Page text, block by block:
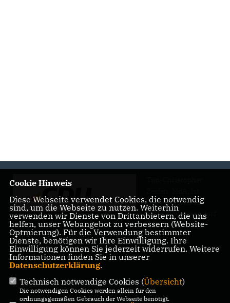
Abgeordneter für
Berlin-Reinickendorf
und vertritt in der
Politik für die CDU deine und Ihre Interessen
IMPRESSUM DATENSCHUTZ KONTAKT
Cookie Hinweis
Diese Webseite verwendet Cookies, die notwendig
sind, um die Webseite zu nutzen. Weiterhin
verwenden wir Dienste von Drittanbietern, die uns
helfen, unser Webangebot zu verbessern (Website-
Optmierung). Für die Verwendung bestimmter
Dienste, benötigen wir Ihre Einwilligung. Ihre
Einwilligung können Sie jederzeit widerrufen. Weitere
Informationen finden Sie in unserer
Datenschutzerklärung.
Technisch notwendige Cookies (Übersicht)
Die notwendigen Cookies werden allein für den
ordnungsgemäßen Gebrauch der Webseite benötigt.